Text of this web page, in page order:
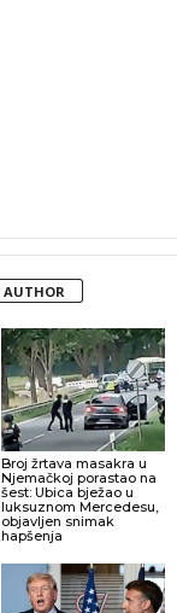
AUTHOR
Broj žrtava masakra u
Njemačkoj porastao na
šest: Ubica bježao u
luksuznom Mercedesu,
objavljen snimak
hapšenja